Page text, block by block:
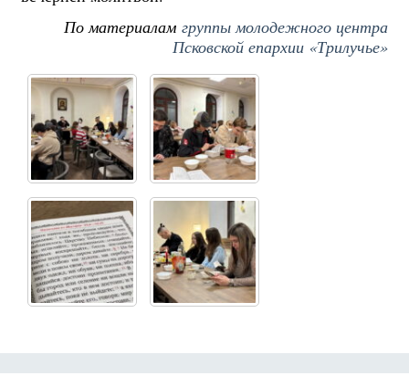
По материаламгруппы молодежного центра
Псковской епархии «Трилучье»